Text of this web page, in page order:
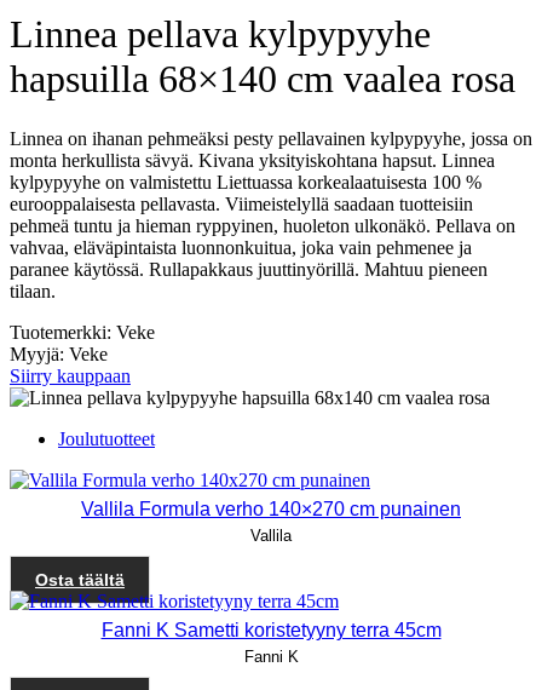
Linnea pellava kylpypyyhe
hapsuilla 68×140 cm vaalea rosa
Linnea on ihanan pehmeäksi pesty pellavainen kylpypyyhe, jossa on
monta herkullista sävyä. Kivana yksityiskohtana hapsut. Linnea
kylpypyyhe on valmistettu Liettuassa korkealaatuisesta 100 %
eurooppalaisesta pellavasta. Viimeistelyllä saadaan tuotteisiin
pehmeä tuntu ja hieman ryppyinen, huoleton ulkonäkö. Pellava on
vahvaa, eläväpintaista luonnonkuitua, joka vain pehmenee ja
paranee käytössä. Rullapakkaus juuttinyörillä. Mahtuu pieneen
tilaan.
Tuotemerkki: Veke
Myyjä: Veke
Siirry kauppaan
Joulutuotteet
Vallila Formula verho 140×270 cm punainen
Vallila
Osta täältä
Fanni K Sametti koristetyyny terra 45cm
Fanni K